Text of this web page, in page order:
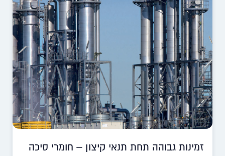
כתבות
מאמרים
זמינות גבוהה תחת תנאי קיצון – חומרי סיכה